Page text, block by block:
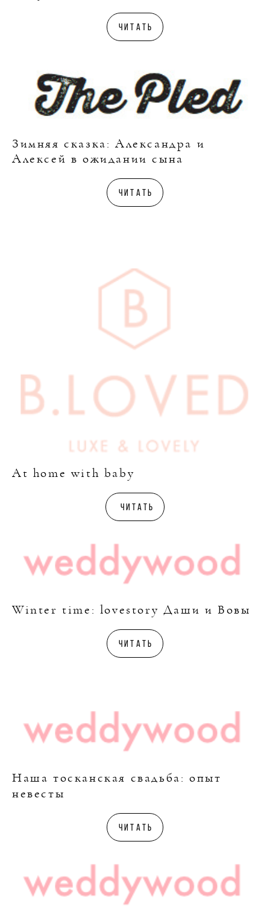
Читать
Зимняя сказка: Александра и
Алексей в ожидании сына
читать
At home with baby
Читать
Winter time: lovestory Даши и Вовы
читать
Наша тосканская свадьба: опыт
невесты
читать